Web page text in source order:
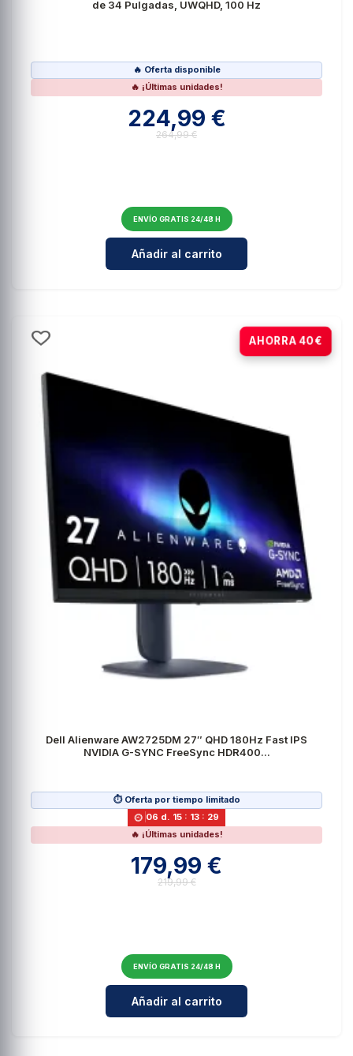
de 34 Pulgadas, UWQHD, 100 Hz
🔥 Oferta disponible
🔥 ¡Últimas unidades!
224,99 €
264,99 €
ENVÍO GRATIS 24/48 H
Cantidad para ASUS TUF
Añadir al carrito
AHORRA 40€
-18%
Dell Alienware AW2725DM 27″ QHD 180Hz Fast IPS
NVIDIA G-SYNC FreeSync HDR400...
⏱️ Oferta por tiempo limitado
06 d. 15: 13: 27
🔥 ¡Últimas unidades!
179,99 €
219,99 €
ENVÍO GRATIS 24/48 H
Cantidad para Dell Alienware
Añadir al carrito